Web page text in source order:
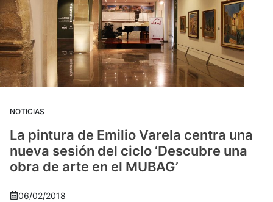
NOTICIAS
La pintura de Emilio Varela centra una
nueva sesión del ciclo ‘Descubre una
obra de arte en el MUBAG’
06/02/2018